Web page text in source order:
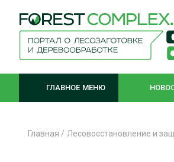
ГЛАВНОЕ МЕНЮ
Главная / Лесовосстановление и